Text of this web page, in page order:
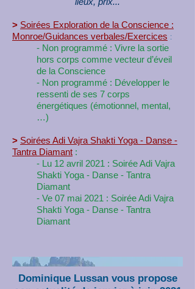
> Soirées Exploration de la Conscience :
Monroe/Guidances verbales/Exercices :
- Non programmé : Vivre la sortie
hors corps comme vecteur d’éveil
de la Conscience
- Non programmé : Développer le
ressenti de ses 7 corps
énergétiques (émotionnel, mental,
…)
> Soirées Adi Vajra Shakti Yoga - Danse -
Tantra Diamant :
- Lu 12 avril 2021 : Soirée Adi Vajra
Shakti Yoga - Danse - Tantra
Diamant
- Ve 07 mai 2021 : Soirée Adi Vajra
Shakti Yoga - Danse - Tantra
Diamant
Dominique Lussan vous propose